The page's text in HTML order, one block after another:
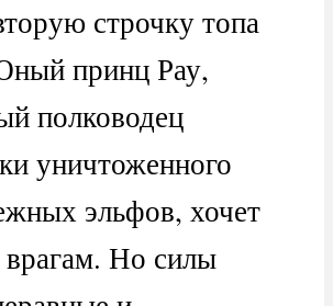
строчку топа
принц Рау,
полководец
уничтоженного
эльфов, хочет
врагам. Но силы